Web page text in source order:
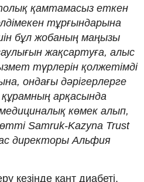
қамтамасыз еткен
тұрғындарына
бұл жобаның маңызы
жақсартуға, алыс
түрлерін қолжетімді
ондағы дәрігерлерге
арқасында
көмек алып,
Samruk-Kazyna Trust
директоры Альфия
кезінде қант диабеті,